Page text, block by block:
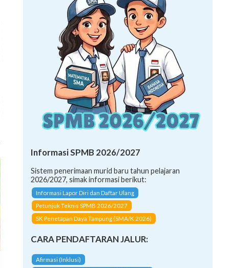
Informasi SPMB 2026/2027
Sistem penerimaan murid baru tahun pelajaran
2026/2027, simak informasi berikut:
Informasi Lapor Diri dan Daftar Ulang
Petunjuk Teknis SPMB 2026/2027
SK Penetapan Daya Tampung (SMA/K 2026)
CARA PENDAFTARAN JALUR:
Afirmasi (Inklusi)